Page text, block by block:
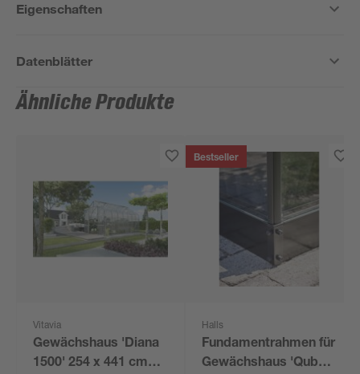
Eigenschaften
Datenblätter
Ähnliche Produkte
Vitavia
Gewächshaus 'Diana
1500' 254 x 441 cm
Bestseller
Halls
Fundamentrahmen für
Gewächshaus 'Qube